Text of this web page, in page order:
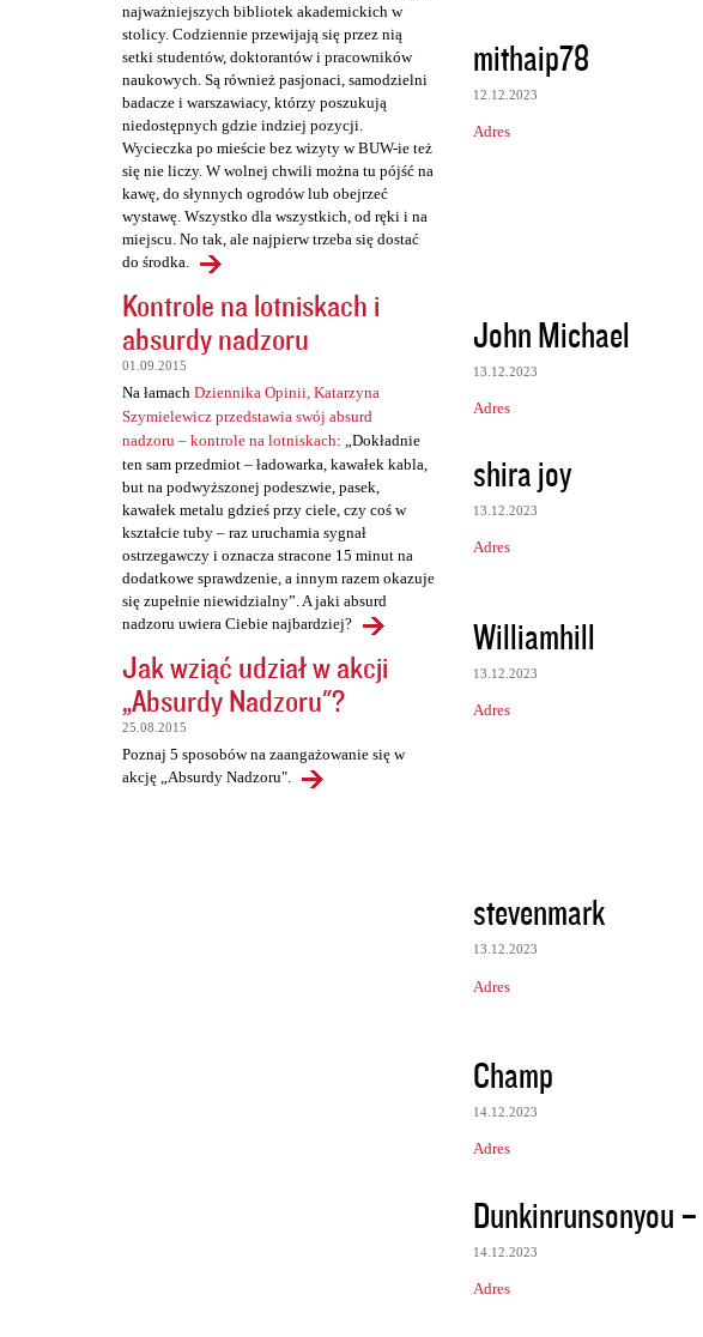
najważniejszych bibliotek akademickich w
stolicy. Codziennie przewijają się przez nią
setki studentów, doktorantów i pracowników
naukowych. Są również pasjonaci, samodzielni
badacze i warszawiacy, którzy poszukują
niedostępnych gdzie indziej pozycji.
Wycieczka po mieście bez wizyty w BUW-ie też
się nie liczy. W wolnej chwili można tu pójść na
kawę, do słynnych ogrodów lub obejrzeć
wystawę. Wszystko dla wszystkich, od ręki i na
miejscu. No tak, ale najpierw trzeba się dostać
do środka.
Kontrole na lotniskach i
absurdy nadzoru
01.09.2015
Na łamach Dziennika Opinii, Katarzyna
Szymielewicz przedstawia swój absurd
nadzoru – kontrole na lotniskach: „Dokładnie
ten sam przedmiot – ładowarka, kawałek kabla,
but na podwyższonej podeszwie, pasek,
kawałek metalu gdzieś przy ciele, czy coś w
kształcie tuby – raz uruchamia sygnał
ostrzegawczy i oznacza stracone 15 minut na
dodatkowe sprawdzenie, a innym razem okazuje
się zupełnie niewidzialny”. A jaki absurd
nadzoru uwiera Ciebie najbardziej?
Jak wziąć udział w akcji
„Absurdy Nadzoru"?
25.08.2015
Poznaj 5 sposobów na zaangażowanie się w
akcję „Absurdy Nadzoru".
e
mithaip78
12.12.2023
Adres
John Michael
13.12.2023
Adres
shira joy
13.12.2023
Adres
Williamhill
13.12.2023
Adres
stevenmark
13.12.2023
Adres
Champ
14.12.2023
Adres
Dunkinrunsonyou –
14.12.2023
Adres